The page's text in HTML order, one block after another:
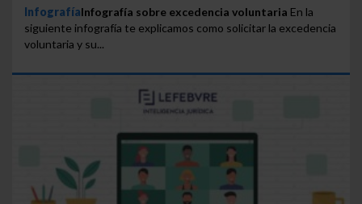
InfografíaInfografía sobre excedencia voluntaria En la
siguiente infografía te explicamos como solicitar la excedencia
voluntaria y su...